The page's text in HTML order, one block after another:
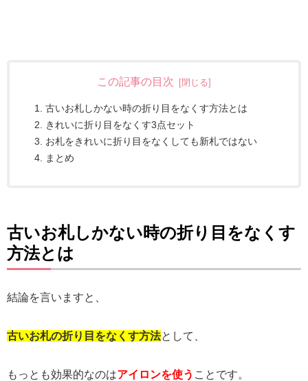
この記事の目次
古いお札しかない時の折り目をなくす方法とは
きれいに折り目をなくす3点セット
お札をきれいに折り目をなくしても新札ではない
まとめ
古いお札しかない時の折り目をなくす
方法とは
結論を言いますと、
古いお札の折り目をなくす方法として、
もっとも効果的なのはアイロンを使う ことです。